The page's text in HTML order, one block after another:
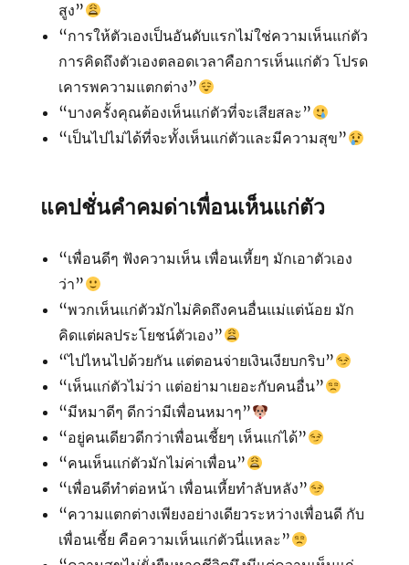
สูง”
“การให้ตัวเองเป็นอันดับแรกไม่ใช่ความเห็นแก่ตัว
การคิดถึงตัวเองตลอดเวลาคือการเห็นแก่ตัว โปรด
เคารพความแตกต่าง”
“บางครั้งคุณต้องเห็นแก่ตัวที่จะเสียสละ”
“เป็นไปไม่ได้ที่จะทั้งเห็นแก่ตัวและมีความสุข”
แคปชั่นคำคมด่าเพื่อนเห็นแก่ตัว
“เพื่อนดีๆ ฟังความเห็น เพื่อนเหี้ยๆ มักเอาตัวเอง
ว่า”
“พวกเห็นแก่ตัวมักไม่คิดถึงคนอื่นแม่แต่น้อย มัก
คิดแต่ผลประโยชน์ตัวเอง”
“ไปไหนไปด้วยกัน แต่ตอนจ่ายเงินเงียบกริบ”
“เห็นแก่ตัวไม่ว่า แต่อย่ามาเยอะกับคนอื่น”
“มีหมาดีๆ ดีกว่ามีเพื่อนหมาๆ”
“อยู่คนเดียวดีกว่าเพื่อนเชี้ยๆ เห็นแก่ได้”
“คนเห็นแก่ตัวมักไม่ค่าเพื่อน”
“เพื่อนดีทำต่อหน้า เพื่อนเหี้ยทำลับหลัง”
“ความแตกต่างเพียงอย่างเดียวระหว่างเพื่อนดี กับ
เพื่อนเชี้ย คือความเห็นแก่ตัวนี่แหละ”